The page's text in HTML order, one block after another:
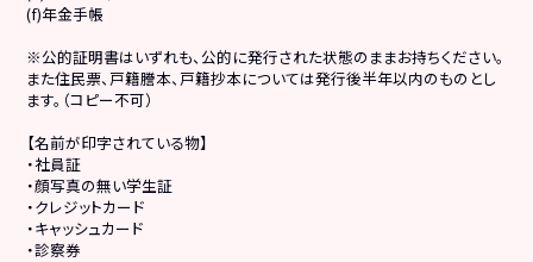
(f)年金手帳
※公的証明書はいずれも、公的に発行された状態のままお持ちください。
また住民票、戸籍謄本、戸籍抄本については発行後半年以内のものとし
ます。（コピー不可）
【名前が印字されている物】
・社員証
・顔写真の無い学生証
・クレジットカード
・キャッシュカード
・診察券